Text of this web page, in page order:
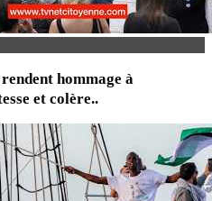
hommage à
et colère..